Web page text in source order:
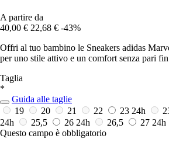
A partire da
40,00 € 22,68 € -43%
Offri al tuo bambino le Sneakers adidas
per uno stile attivo e un comfort senza pari
Taglia
*
Guida alle taglie
19
20 21 22 23 24h
24h
25,5 26 24h 26,5 27 24h
Questo campo è obbligatorio